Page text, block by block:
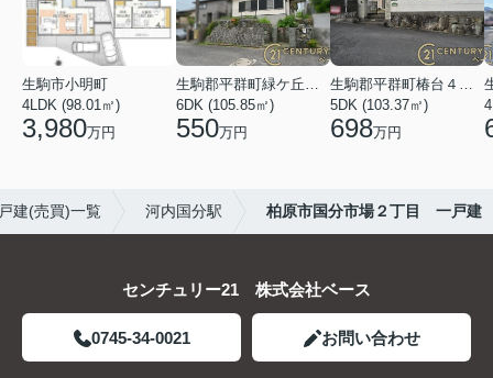
生駒市小明町
4LDK (98.01㎡)
3,980万円
6DK (105.85㎡)
550万円
5DK (103.37㎡)
698万円
建(売買)一覧 河内国分駅 柏原市国分市場２丁目 一戸建
センチュリー21 株式会社ベース
0745-34-0021 お問い合わせ